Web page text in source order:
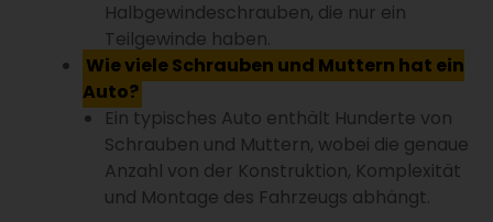
Halbgewindeschrauben, die nur ein
Teilgewinde haben.
Wie viele Schrauben und Muttern hat ein
Auto?
Ein typisches Auto enthält Hunderte von
Schrauben und Muttern, wobei die genaue
Anzahl von der Konstruktion, Komplexität
und Montage des Fahrzeugs abhängt.